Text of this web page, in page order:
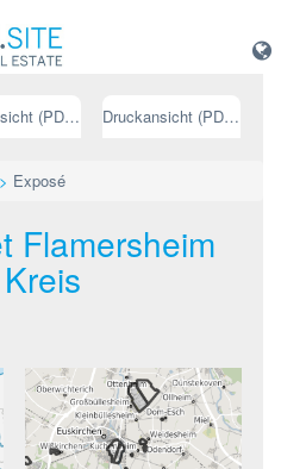
Druckansicht (PDF) // deutsch Druckansicht (PDF) // englisch
> Exposé
Flamersheim